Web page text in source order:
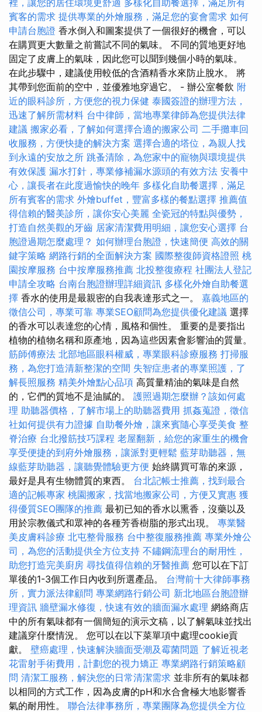
賓客的需求 提供專業的外燴服務，滿足您的宴會需求 如何
申請台胞證 香水倒入和圖案提供了一個很好的機會，可以
在購買更大數量之前嘗試不同的氣味。 不同的質地更好地
固定了皮膚上的氣味，因此您可以聞到幾個小時的氣味。
在此步驟中，建議使用較低的含酒精香水來防止脫水。 將
其帶到您面前的空中，並優雅地穿過它。 - 辦公室餐飲 附
近的眼科診所，方便您的視力保健 泰國簽證的辦理方法，
迅速了解所需材料 台中律師，當地專業律師為您提供法律
建議 搬家必看，了解如何選擇合適的搬家公司 二手攤車回
收服務，方便快捷的解決方案 選擇合適的塔位，為親人找
到永遠的安放之所 跳蚤清除，為您家中的寵物與環境提供
有效保護 漏水打針，專業修補漏水源頭的有效方法 安養中
心，讓長者在此度過愉快的晚年 多樣化自助餐選擇，滿足
所有賓客的需求 外燴buffet，豐富多樣的餐點選擇 推薦值
得信賴的醫美診所，讓你安心美麗 全瓷冠的特點與優勢，
打造自然美觀的牙齒 居家清潔費用明細，讓您安心選擇 台
胞證過期怎麼處理？ 如何辦理台胞證，快速簡便 高效的關
鍵字策略 網路行銷的全面解決方案 國際整復師資格證照 桃
園按摩服務 台中按摩服務推薦 北投整復療程 社團法人登記
申請全攻略 台南台胞證辦理詳細資訊 多樣化外燴自助餐選
擇 香水的使用是最親密的自我表達形式之一。 嘉義地區的
徵信公司，專業可靠 專業SEO顧問為您提供優化建議 選擇
的香水可以表達您的心情，風格和個性。 重要的是要指出
植物的植物名稱和原產地，因為這些因素會影響油的質量。
筋師傅療法 北部地區眼科權威，專業眼科診療服務 打掃服
務，為您打造清新整潔的空間 失智症患者的專業照護，了
解長照服務 精美外燴點心品項 高質量精油的氣味是自然
的，它們的質地不是油膩的。 護照過期怎麼辦？該如何處
理 助聽器價格，了解市場上的助聽器費用 抓姦蒐證，徵信
社如何提供有力證據 自助餐外燴，讓來賓隨心享受美食 整
脊治療 台北撥筋技巧課程 老屋翻新，給您的家重生的機會
享受便捷的到府外燴服務，讓派對更輕鬆 藍芽助聽器，無
線藍芽助聽器，讓聽覺體驗更方便 始終購買可靠的來源，
最好是具有生物體質的東西。 台北記帳士推薦，找到最合
適的記帳專家 桃園搬家，找當地搬家公司，方便又實惠 獲
得優質SEO團隊的推薦 最初已知的香水以熏香，沒藥以及
用於宗教儀式和眾神的各種芳香樹脂的形式出現。 專業醫
美皮膚科診療 北屯整骨服務 台中整復服務推薦 專業外燴公
司，為您的活動提供全方位支持 不鏽鋼流理台的耐用性，
助您打造完美廚房 尋找值得信賴的牙醫推薦 您可以在下訂
單後的1-3個工作日內收到所選產品。 台灣前十大律師事務
所，實力派法律顧問 專業網路行銷公司 新北地區台胞證辦
理資訊 牆壁漏水修復，快速有效的牆面漏水處理 網絡商店
中的所有氣味都有一個簡短的演示文稿，以了解氣味並找出
建議穿什麼情況。 您可以在以下菜單項中處理cookie貢
獻。 壁癌處理，快速解決牆面受潮及霉菌問題 了解近視老
花雷射手術費用，計劃您的視力矯正 專業網路行銷策略顧
問 清潔工服務，解決您的日常清潔需求 並非所有的氣味都
以相同的方式工作，因為皮膚的pH和水合會極大地影響香
氣的耐用性。 聯合法律事務所，專業團隊為您提供全方位